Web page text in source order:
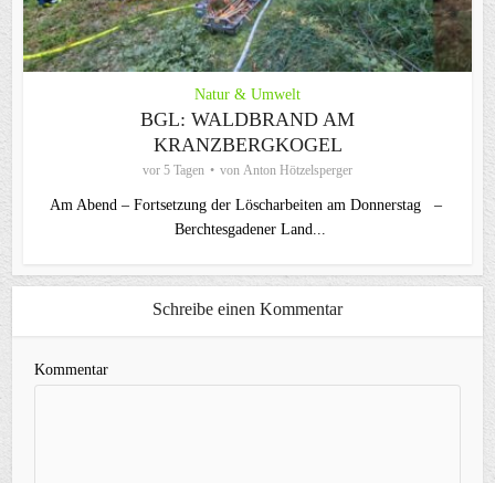
Natur & Umwelt
BGL: WALDBRAND AM
KRANZBERGKOGEL
vor 5 Tagen von Anton Hötzelsperger
Am Abend – Fortsetzung der Löscharbeiten am Donnerstag –
Berchtesgadener Land...
Schreibe einen Kommentar
Kommentar